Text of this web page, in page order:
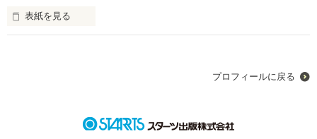
表紙を見る
プロフィールに戻る